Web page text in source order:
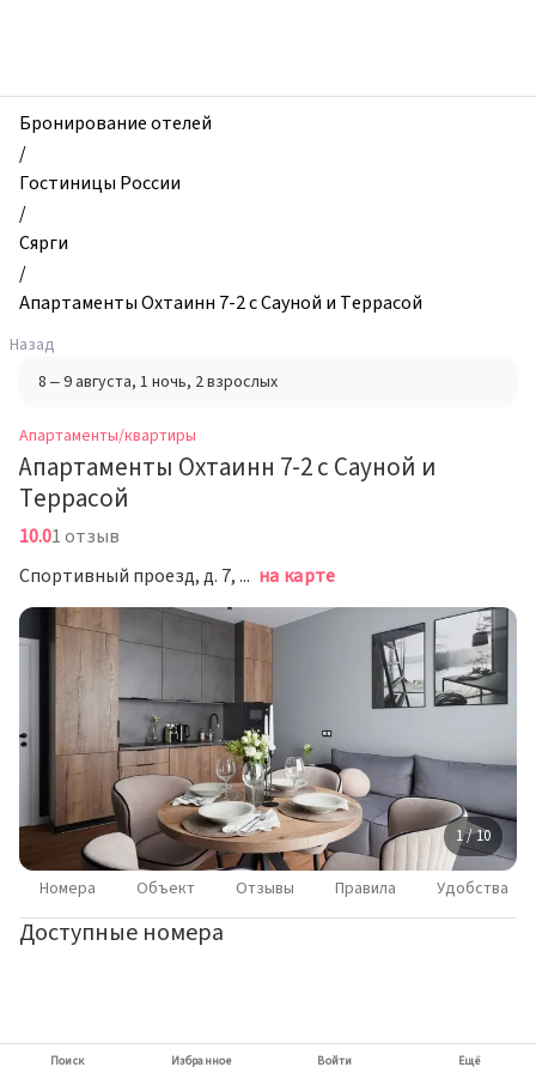
и
квартиры,
Апартаменты
Охтаинн
7-
Сауной
и
Террасой,
Сярги,
Россия
Бронирование отелей
/
Гостиницы России
/
Сярги
/
Апартаменты Охтаинн 7-2 с Сауной и Террасой
Назад
8 – 9 августа, 1 ночь, 2 взрослых
Апартаменты/квартиры
Апартаменты Охтаинн 7-2 с Сауной и
Террасой
10.01 отзыв
Спортивный проезд, д. 7, Мистолово на карте
1 / 10
Номера Объект Отзывы Правила Удобства
Доступные номера
Поиск Избранное Войти Ещё